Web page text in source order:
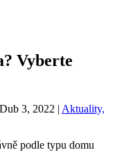
Vyberte
Dub 3, 2022 | Aktuality,